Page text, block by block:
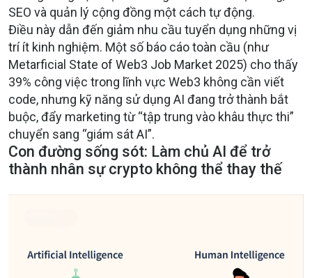
SEO và quản lý cộng đồng một cách tự động.
Điều này dẫn đến giảm nhu cầu tuyển dụng những vị
trí ít kinh nghiệm. Một số báo cáo toàn cầu (như
Metarficial State of Web3 Job Market 2025) cho thấy
39% công việc trong lĩnh vực Web3 không cần viết
code, nhưng kỹ năng sử dụng AI đang trở thành bắt
buộc, đẩy marketing từ “tập trung vào khâu thực thi”
chuyển sang “giám sát AI”.
Con đường sống sót: Làm chủ AI để trở
thành nhân sự crypto không thể thay thế